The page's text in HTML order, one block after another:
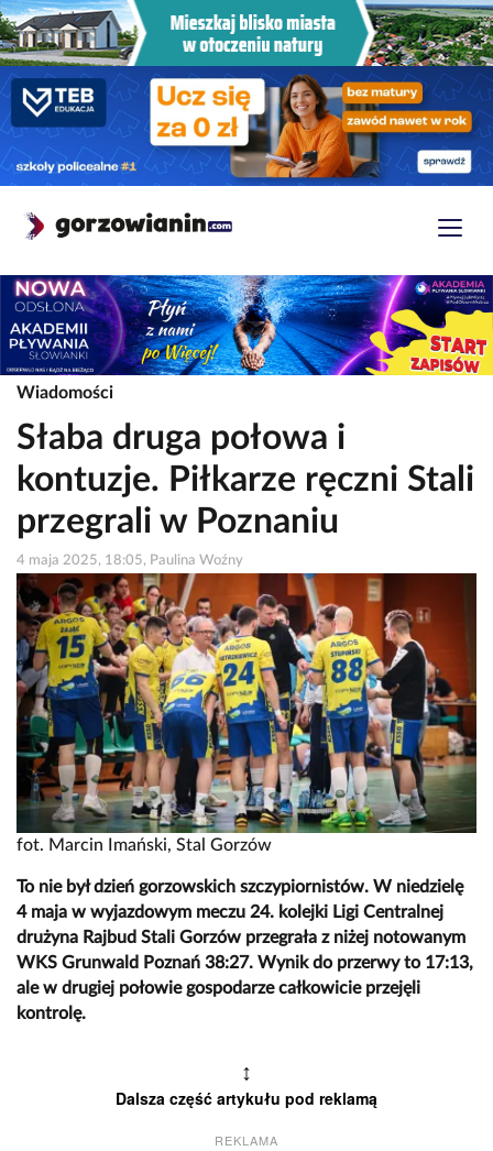
Wiadomości
Słaba druga połowa i
kontuzje. Piłkarze ręczni Stali
przegrali w Poznaniu
4 maja 2025, 18:05, Paulina Woźny
fot. Marcin Imański, Stal Gorzów
To nie był dzień gorzowskich szczypiornistów. W niedzielę
4 maja w wyjazdowym meczu 24. kolejki Ligi Centralnej
drużyna Rajbud Stali Gorzów przegrała z niżej notowanym
WKS Grunwald Poznań 38:27. Wynik do przerwy to 17:13,
ale w drugiej połowie gospodarze całkowicie przejęli
kontrolę.
↕
Dalsza część artykułu pod reklamą
REKLAMA